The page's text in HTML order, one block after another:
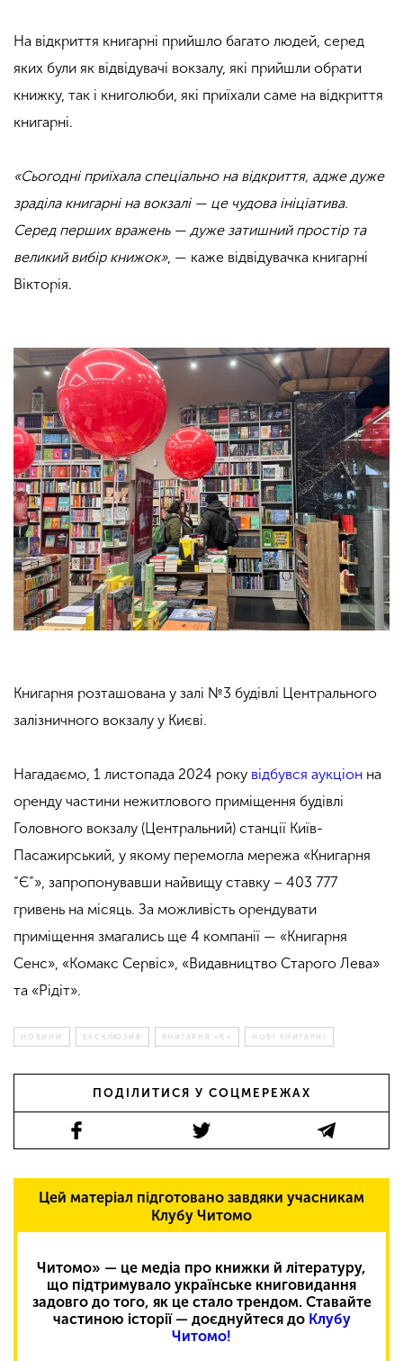
На відкриття книгарні прийшло багато людей, серед
яких були як відвідувачі вокзалу, які прийшли обрати
книжку, так і книголюби, які приїхали саме на відкриття
книгарні.
«Сьогодні приїхала спеціально на відкриття, адже дуже
зраділа книгарні на вокзалі — це чудова ініціатива.
Серед перших вражень — дуже затишний простір та
великий вибір книжок», — каже відвідувачка книгарні
Вікторія.
Книгарня розташована у залі №3 будівлі Центрального
залізничного вокзалу у Києві.
Нагадаємо, 1 листопада 2024 року відбувся аукціон на
оренду частини нежитлового приміщення будівлі
Головного вокзалу (Центральний) станції Київ-
Пасажирський, у якому перемогла мережа «Книгарня
“Є”», запропонувавши найвищу ставку – 403 777
гривень на місяць. За можливість орендувати
приміщення змагались ще 4 компанії — «Книгарня
Сенс», «Комакс Сервіс», «Видавництво Старого Лева»
та «Рідіт».
НОВИНИ ЕКСКЛЮЗИВ КНИГАРНЯ «Є» НОВІ КНИГАРНІ
ПОДІЛИТИСЯ У СОЦМЕРЕЖАХ
Цей матеріал підготовано завдяки учасникам
Клубу Читомо
Читомо» — це медіа про книжки й літературу,
що підтримувало українське книговидання
задовго до того, як це стало трендом. Ставайте
частиною історії — доєднуйтеся до Клубу
Читомо!